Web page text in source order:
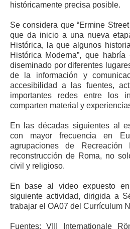
históricamente precisa posible.
Se considera que “Ermine
que da inicio a una nueva
Histórica, la que algunos
Histórica Moderna”, que
diseminado por diferentes
de la información y
accesibilidad a las fuentes,
importantes redes entre los
comparten material y
En las décadas siguientes al
con mayor frecuencia en
agrupaciones de
reconstrucción de Roma, no
civil y religioso.
En base al video expuesto
siguiente actividad, dirigida a
trabajar el OA07 del Currículum
Fuentes: VIII Internationale